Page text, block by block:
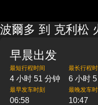
波爾多 到 克利松
早晨出发
最短行程时间
4 小时 51 分钟
最长行程
6 小时
最早发车时刻
06:58
最晚发车时
10:47